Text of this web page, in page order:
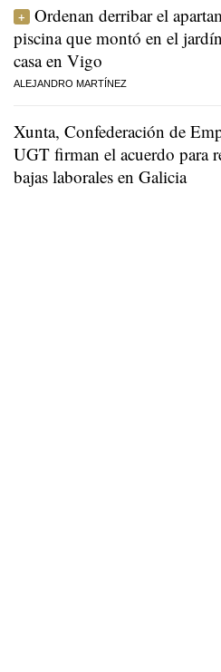
Ordenan derribar el
piscina que montó en el
casa en Vigo
ALEJANDRO MARTÍNEZ
Xunta, Confederación de
UGT firman el acuerdo para
bajas laborales en Galicia